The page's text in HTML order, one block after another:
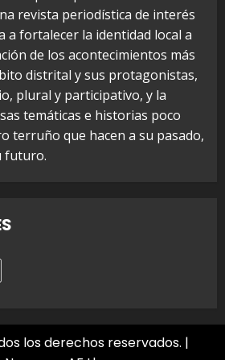
revista periodística de interés
a fortalecer la identidad local a
de los acontecimientos más
distrital y sus protagonistas,
plural y participativo, y la
temáticas e historias poco
terruño que hacen a su pasado,
futuro.
los derechos reservados. |